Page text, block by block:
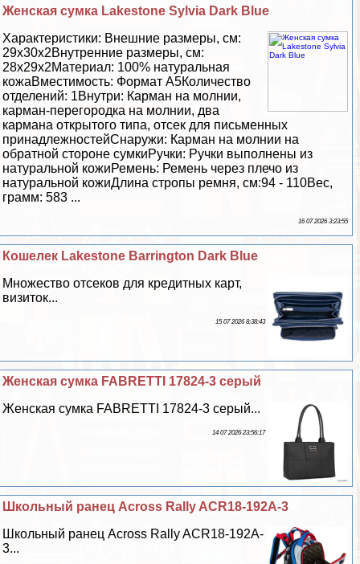
Женская сумка Lakestone Sylvia Dark Blue
Хаpaктеристики: Внешние размеры, см:
29х30х2Внутренние размеры, см:
28х29х2Материал: 100% натуральная
кожаВместимость: Формат А5Количество
отделений: 1Внутри: Карман на молнии,
карман-перегородка на молнии, два
кармана открытого типа, отсек для письменных
принадлежностейСнаружи: Карман на молнии на
обратной стороне сумкиРучки: Ручки выполнены из
натуральной кожиРемень: Ремень через плечо из
натуральной кожиДлина стропы ремня, см:94 - 110Вес,
грамм: 583 ...
16 07 2026 3:23:55
Кошелек Lakestone Barrington Dark Blue
Множество отсеков для кредитных карт,
визиток...
15 07 2026 8:38:43
Женская сумка FABRETTI 17824-3 серый
Женская сумка FABRETTI 17824-3 серый...
14 07 2026 23:56:17
Школьный ранец Across Rally ACR18-192A-3
Школьный ранец Across Rally ACR18-192A-
3...